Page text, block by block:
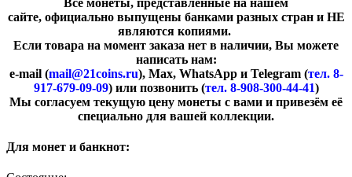
сайте, официально выпущены банками разных стран и НЕ
являются копиями.
Если товара на момент заказа нет в наличии, Вы можете
написать нам:
e-mail (mail@21coins.ru), Max, WhatsApp и Telegram (тел. 8-
917-679-09-09) или позвонить (тел. 8-908-300-44-41)
​Мы согласуем текущую цену монеты с вами и привезём её
специально для вашей коллекции.
Для монет и банкнот: